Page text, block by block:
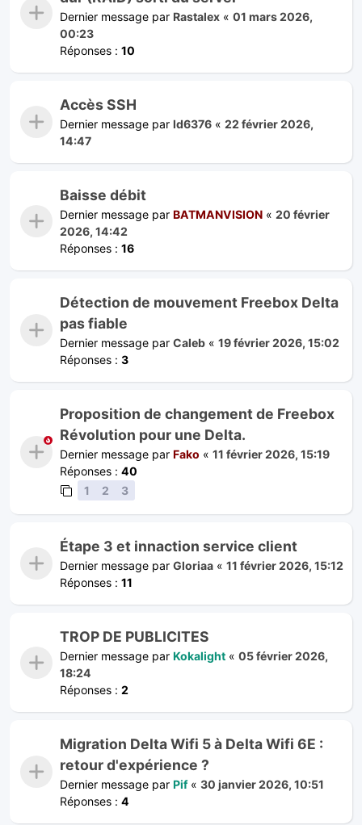
Dernier message par Rastalex « 01 mars 2026,
00:23
Réponses : 10
Accès SSH
Dernier message par ld6376 « 22 février 2026,
14:47
Baisse débit
Dernier message par BATMANVISION « 20 février
2026, 14:42
Réponses : 16
Détection de mouvement Freebox Delta
pas fiable
Dernier message par Caleb « 19 février 2026, 15:02
Réponses : 3
Proposition de changement de Freebox
Révolution pour une Delta.
Dernier message par Fako « 11 février 2026, 15:19
Réponses : 40
1
2 3
Étape 3 et innaction service client
Dernier message par Gloriaa « 11 février 2026, 15:12
Réponses : 11
TROP DE PUBLICITES
Dernier message par Kokalight « 05 février 2026,
18:24
Réponses : 2
Migration Delta Wifi 5 à Delta Wifi 6E :
retour d'expérience ?
Dernier message par Pif« 30 janvier 2026, 10:51
Réponses : 4